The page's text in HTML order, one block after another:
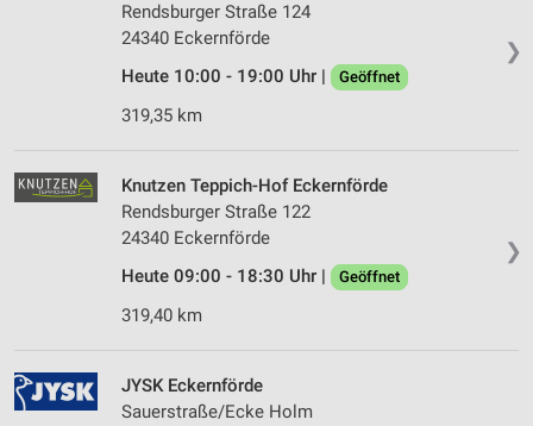
❯
Rendsburger Straße 124
24340 Eckernförde
Heute 10:00 - 19:00 Uhr |
Geöffnet
319,35 km
❯
Knutzen Teppich-Hof Eckernförde
Rendsburger Straße 122
24340 Eckernförde
Heute 09:00 - 18:30 Uhr |
Geöffnet
319,40 km
JYSK Eckernförde
Sauerstraße/Ecke Holm